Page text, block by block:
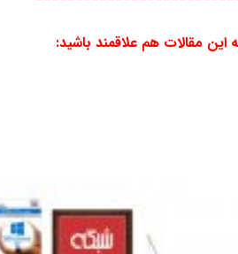
این مقالات هم علاقمند باشید: